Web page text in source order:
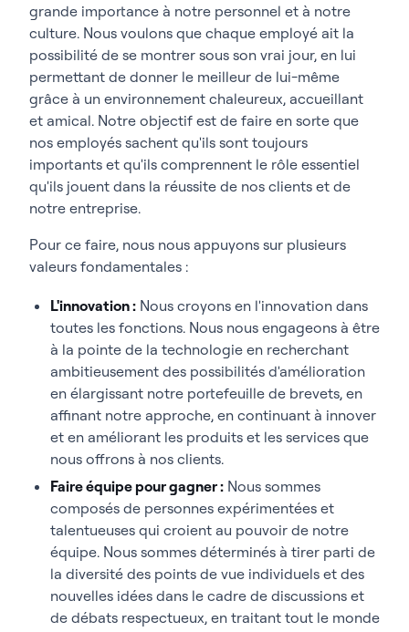
grande importance à notre personnel et à notre
culture. Nous voulons que chaque employé ait la
possibilité de se montrer sous son vrai jour, en lui
permettant de donner le meilleur de lui-même
grâce à un environnement chaleureux, accueillant
et amical. Notre objectif est de faire en sorte que
nos employés sachent qu'ils sont toujours
importants et qu'ils comprennent le rôle essentiel
qu'ils jouent dans la réussite de nos clients et de
notre entreprise.
Pour ce faire, nous nous appuyons sur plusieurs
valeurs fondamentales :
L'innovation : Nous croyons en l'innovation dans
toutes les fonctions. Nous nous engageons à être
à la pointe de la technologie en recherchant
ambitieusement des possibilités d'amélioration
en élargissant notre portefeuille de brevets, en
affinant notre approche, en continuant à innover
et en améliorant les produits et les services que
nous offrons à nos clients.
Faire équipe pour gagner : Nous sommes
composés de personnes expérimentées et
talentueuses qui croient au pouvoir de notre
équipe. Nous sommes déterminés à tirer parti de
la diversité des points de vue individuels et des
nouvelles idées dans le cadre de discussions et
de débats respectueux, en traitant tout le monde